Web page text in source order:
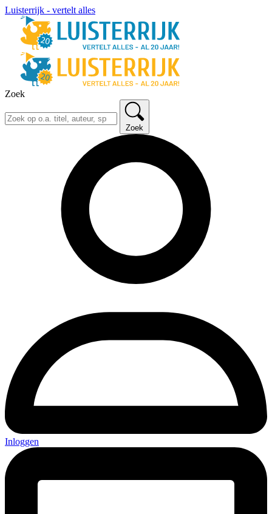
Luisterrijk - vertelt alles
Zoek
Zoek
Inloggen